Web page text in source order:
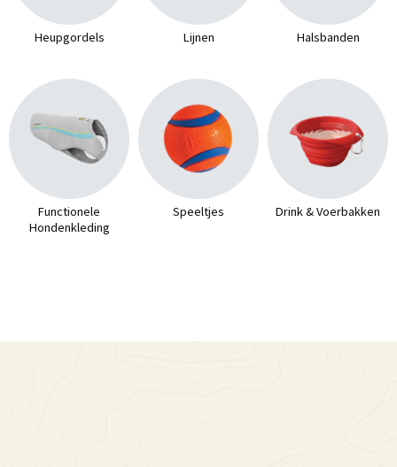
Heupgordels Lijnen Halsbanden
Functionele
Hondenkleding
Speeltjes Drink & Voerbakken